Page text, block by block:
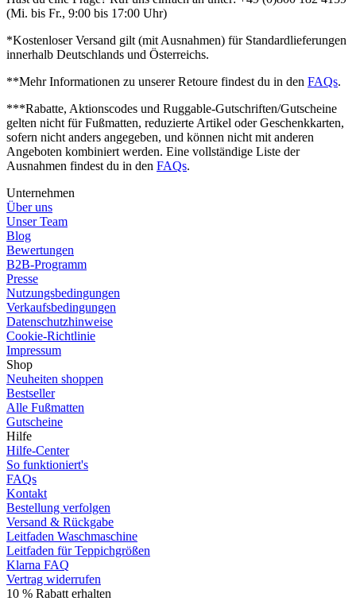
(Mi. bis Fr., 9:00 bis 17:00 Uhr)
*Kostenloser Versand gilt (mit Ausnahmen) für Standardlieferungen
innerhalb Deutschlands und Österreichs.
**Mehr Informationen zu unserer Retoure findest du in den FAQs.
***Rabatte, Aktionscodes und Ruggable-Gutschriften/Gutscheine
gelten nicht für Fußmatten, reduzierte Artikel oder Geschenkkarten,
sofern nicht anders angegeben, und können nicht mit anderen
Angeboten kombiniert werden. Eine vollständige Liste der
Ausnahmen findest du in den FAQs.
Unternehmen
Über uns
Unser Team
Blog
Bewertungen
B2B-Programm
Presse
Nutzungsbedingungen
Verkaufsbedingungen
Datenschutzhinweise
Cookie-Richtlinie
Impressum
Shop
Neuheiten shoppen
Bestseller
Alle Fußmatten
Gutscheine
Hilfe
Hilfe-Center
So funktioniert's
FAQs
Kontakt
Bestellung verfolgen
Versand & Rückgabe
Leitfaden Waschmaschine
Leitfaden für Teppichgrößen
Klarna FAQ
Vertrag widerrufen
10 % Rabatt erhalten